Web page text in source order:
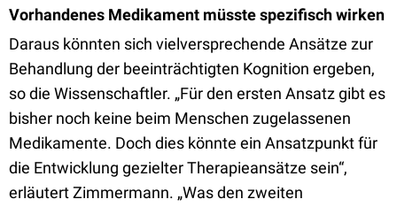
Vorhandenes Medikament müsste spezifisch wirken
Daraus könnten sich vielversprechende Ansätze zur
Behandlung der beeinträchtigten Kognition ergeben,
so die Wissenschaftler. „Für den ersten Ansatz gibt es
bisher noch keine beim Menschen zugelassenen
Medikamente. Doch dies könnte ein Ansatzpunkt für
die Entwicklung gezielter Therapieansätze sein“,
erläutert Zimmermann. „Was den zweiten